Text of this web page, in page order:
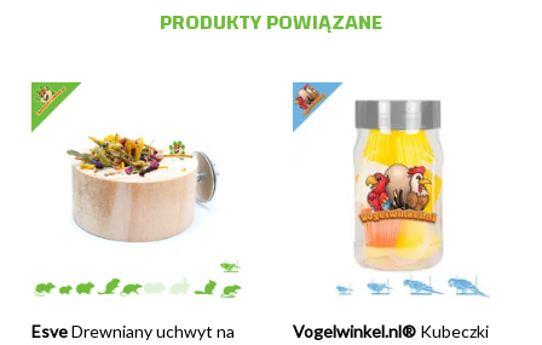
PRODUKTY POWIĄZANE
Esve Drewniany uchwyt na
Vogelwinkel.nl® Kubeczki